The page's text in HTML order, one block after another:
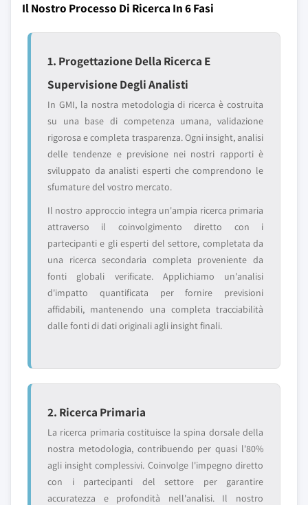
Il Nostro Processo Di Ricerca In 6 Fasi
1. Progettazione Della Ricerca E
Supervisione Degli Analisti
In GMI, la nostra metodologia di ricerca è costruita
su una base di competenza umana, validazione
rigorosa e completa trasparenza. Ogni insight, analisi
delle tendenze e previsione nei nostri rapporti è
sviluppato da analisti esperti che comprendono le
sfumature del vostro mercato.
Il nostro approccio integra un'ampia ricerca primaria
attraverso il coinvolgimento diretto con i
partecipanti e gli esperti del settore, completata da
una ricerca secondaria completa proveniente da
fonti globali verificate. Applichiamo un'analisi
d'impatto quantificata per fornire previsioni
affidabili, mantenendo una completa tracciabilità
dalle fonti di dati originali agli insight finali.
2. Ricerca Primaria
La ricerca primaria costituisce la spina dorsale della
nostra metodologia, contribuendo per quasi l'80%
agli insight complessivi. Coinvolge l'impegno diretto
con i partecipanti del settore per garantire
accuratezza e profondità nell'analisi. Il nostro